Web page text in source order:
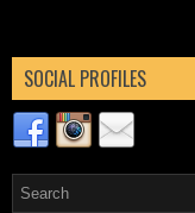
SOCIAL PROFILES